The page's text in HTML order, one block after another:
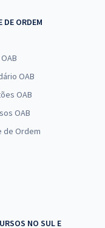
do Tocantins -
20%)
Enfermagem (Pós-
DE ORDEM
OAB
OAB
OAB
de Ordem
NO SUL E